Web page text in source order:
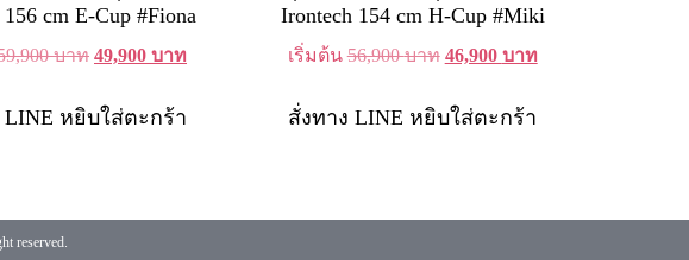
cm E-Cup #Fiona
บาท Original
was:
49,900บาทCurrent
LINE หยิบใส่ตะกร้า
Irontech 154 cm H-Cup #Miki
เริ่มต้น56,900บาท Original
was:
46,900 บาทCurrent
สั่งทาง LINE หยิบใส่ตะกร้า
reserved.